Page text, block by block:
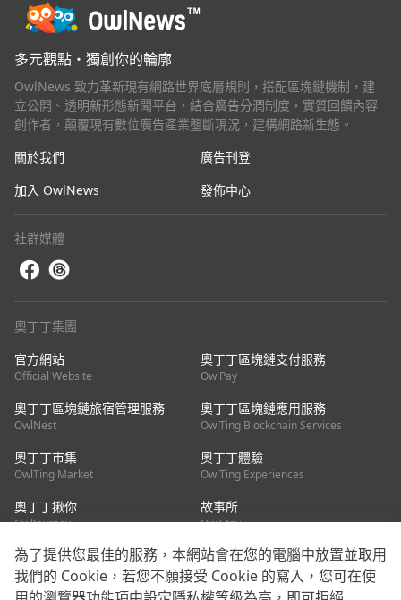
多元觀點・獨創你的輪廓
OwlNews 致力革新現有網路世界底層規則，搭配區塊鏈機制，建
立公開、透明新形態新聞平台，結合廣告分潤制度，實質回饋內容
創作者，顛覆現有數位廣告產業壟斷現況，建構網路新生態。
關於我們
廣告刊登
加入 OwlNews
發佈中心
社群媒體
奧丁丁集團
官方網站
Official Website
奧丁丁區塊鏈支付服務
OwlPay
奧丁丁區塊鏈旅宿管理服務
OwlNest
奧丁丁區塊鏈應用服務
OwlTing Blockchain Services
奧丁丁市集
OwlTing Market
奧丁丁體驗
OwlTing Experiences
奧丁丁揪你
OwlJourney
故事所
OwlStay
聯絡我們
為了提供您最佳的服務，本網站會在您的電腦中放置並取用
我們的 Cookie，若您不願接受 Cookie 的寫入，您可在使